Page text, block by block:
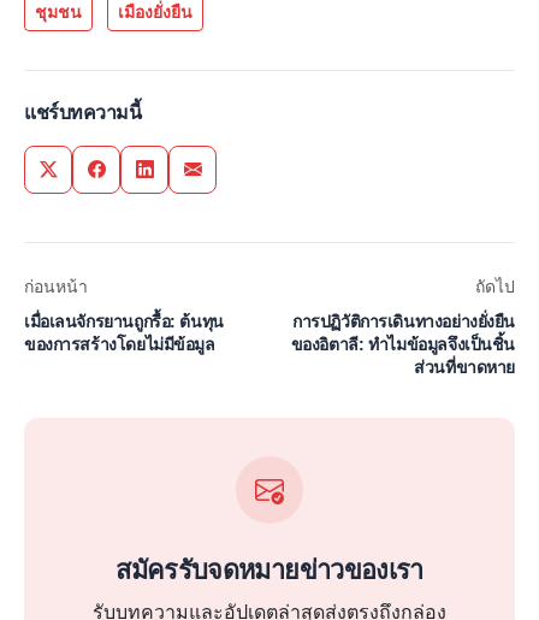
ชุมชน เมืองยั่งยืน
แชร์บทความนี้
Share on Twitter
Share on Facebook
Share on LinkedIn
Share via Email
ก่อนหน้า
เมื่อเลนจักรยานถูกรื้อ: ต้นทุน
ของการสร้างโดยไม่มีข้อมูล
ถัดไป
การปฏิวัติการเดินทางอย่างยั่งยืน
ของอิตาลี: ทำไมข้อมูลจึงเป็นชิ้น
ส่วนที่ขาดหาย
สมัครรับจดหมายข่าวของเรา
รับบทความและอัปเดตล่าสุดส่งตรงถึงกล่อง